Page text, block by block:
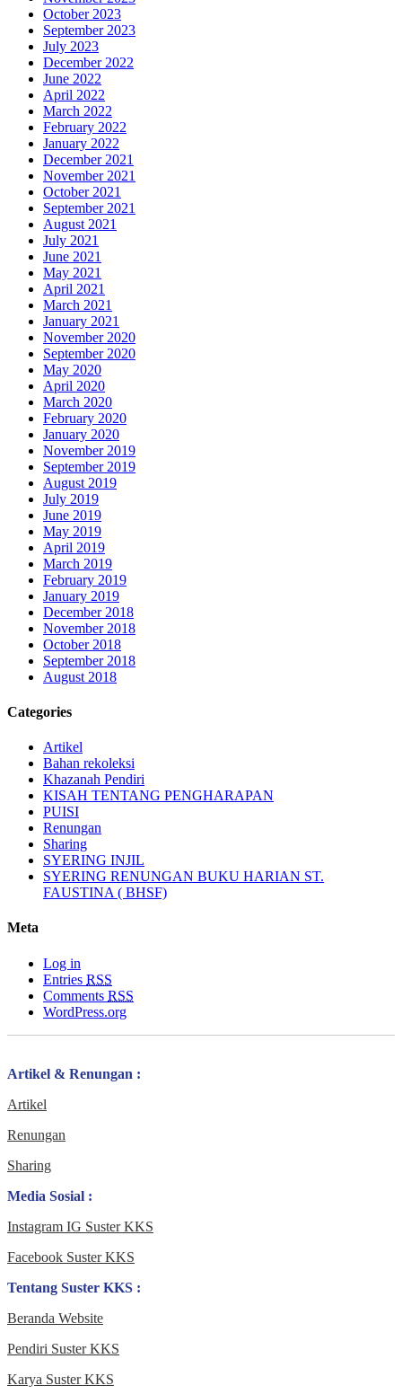
October 2023
September 2023
July 2023
December 2022
June 2022
April 2022
March 2022
February 2022
January 2022
December 2021
November 2021
October 2021
September 2021
August 2021
July 2021
June 2021
May 2021
April 2021
March 2021
January 2021
November 2020
September 2020
May 2020
April 2020
March 2020
February 2020
January 2020
November 2019
September 2019
August 2019
July 2019
June 2019
May 2019
April 2019
March 2019
February 2019
January 2019
December 2018
November 2018
October 2018
September 2018
August 2018
Categories
Artikel
Bahan rekoleksi
Khazanah Pendiri
KISAH TENTANG PENGHARAPAN
PUISI
Renungan
Sharing
SYERING INJIL
SYERING RENUNGAN BUKU HARIAN ST.
FAUSTINA ( BHSF)
Meta
Log in
Entries RSS
Comments RSS
WordPress.org
Artikel & Renungan :
Artikel
Renungan
Sharing
Media Sosial :
Instagram IG Suster KKS
Facebook Suster KKS
Tentang Suster KKS :
Beranda Website
Pendiri Suster KKS
Karya Suster KKS